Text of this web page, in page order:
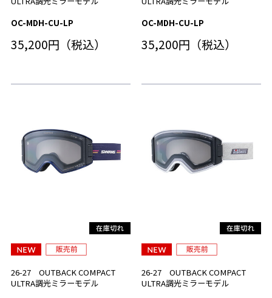
OC-MDH-CU-LP
35,200円（税込）
OC-MDH-CU-LP
35,200円（税込）
26-27 OUTBACK COMPACT
ULTRA調光ミラーモデル
26-27 OUTBACK COMPACT
ULTRA調光ミラーモデル